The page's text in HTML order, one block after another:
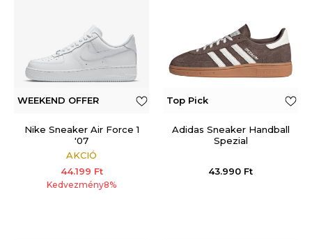
WEEKEND OFFER
Nike Sneaker Air Force 1
'07
AKCIÓ
44.199 Ft
Kedvezmény8%
Top Pick
Adidas Sneaker Handball
Spezial
43.990 Ft